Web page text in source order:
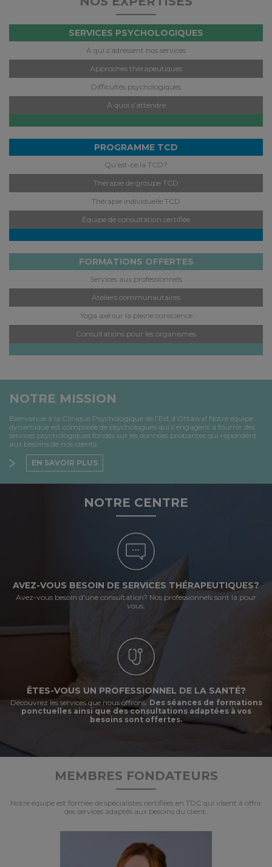
SERVICES PSYCHOLOGIQUES
À qui s’adressent nos services
Approches thérapeutiques
Difficultés psychologiques
À quoi s’attendre
PROGRAMME TCD
Qu’est-ce la TCD?
Thérapie de groupe TCD
Thérapie individuelle TCD
Équipe de consultation certifiée
FORMATIONS OFFERTES
Services aux professionnels
Ateliers communautaires
Yoga axé sur la pleine conscience
Consultations pour les organismes
NOTRE MISSION
Bienvenue à la Clinique Psychologique de l’Est d’Ottawa! Notre équipe
dynamique est composée de psychologues qui s’engagent à fournir des
services psychologiques fondés sur les données probantes qui répondent
aux besoins de nos clients.
EN SAVOIR PLUS
NOTRE CENTRE
AVEZ-VOUS BESOIN DE SERVICES THÉRAPEUTIQUES?
Avez-vous besoin d’une consultation? Nos professionnels sont là pour
vous.
ÊTES-VOUS UN PROFESSIONNEL DE LA SANTÉ?
Découvrez les services que nous offrons. Des séances de formations
ponctuelles ainsi que des consultations adaptées à vos
besoins sont offertes.
MEMBRES FONDATEURS
Notre équipe est formée de spécialistes certifiées en TDC qui visent à offrir
des services adaptés aux besoins du client.